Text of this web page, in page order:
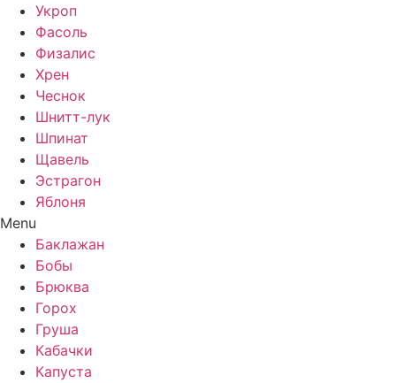
Укроп
Фасоль
Физалис
Хрен
Чеснок
Шнитт-лук
Шпинат
Щавель
Эстрагон
Яблоня
Menu
Баклажан
Бобы
Брюква
Горох
Груша
Кабачки
Капуста